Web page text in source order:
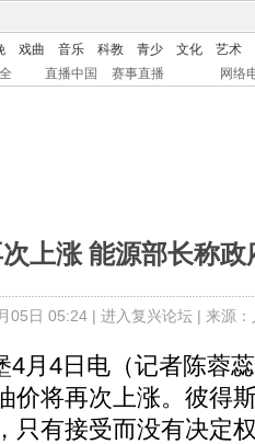
戏曲 音乐 科教 青少 文化
艺术
直播中国 赛事直播 网络
上涨 能源部长称政
05日 05:24 | 进入复兴论坛| 来源
4日电（记者陈蓉
价将再次上涨。彼得
只有接受而没有决定